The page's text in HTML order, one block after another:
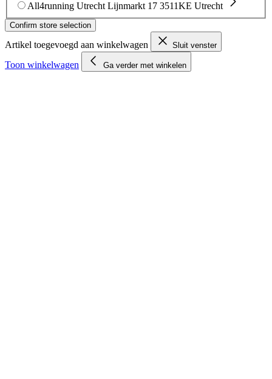
All4running Utrecht Lijnmarkt 17 3511KE Utrecht
Confirm store selection
Artikel toegevoegd aan winkelwagen Sluit venster
Toon winkelwagen Ga verder met winkelen